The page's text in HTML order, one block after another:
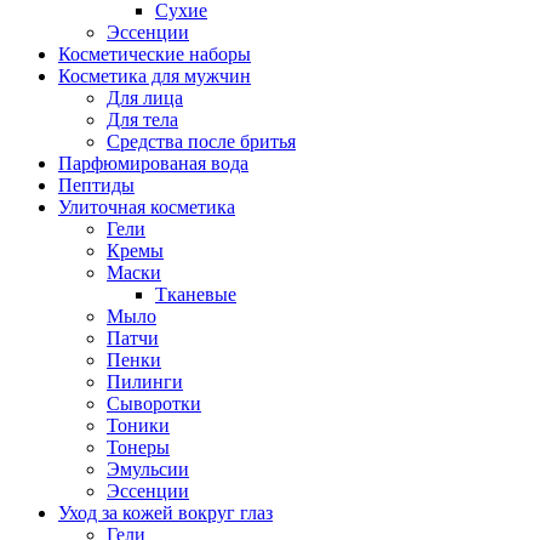
Сухие
Эссенции
Косметические наборы
Косметика для мужчин
Для лица
Для тела
Средства после бритья
Парфюмированая вода
Пептиды
Улиточная косметика
Гели
Кремы
Маски
Тканевые
Мыло
Патчи
Пенки
Пилинги
Сыворотки
Тоники
Тонеры
Эмульсии
Эссенции
Уход за кожей вокруг глаз
Гели